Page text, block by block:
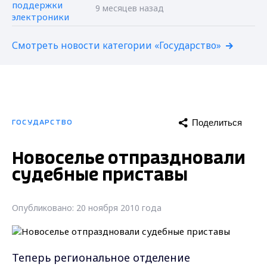
9 месяцев назад
Смотреть новости категории «Государство»
ГОСУДАРСТВО Поделиться
Новоселье отпраздновали
судебные приставы
Опубликовано: 20 ноября 2010 года
Теперь региональное отделение